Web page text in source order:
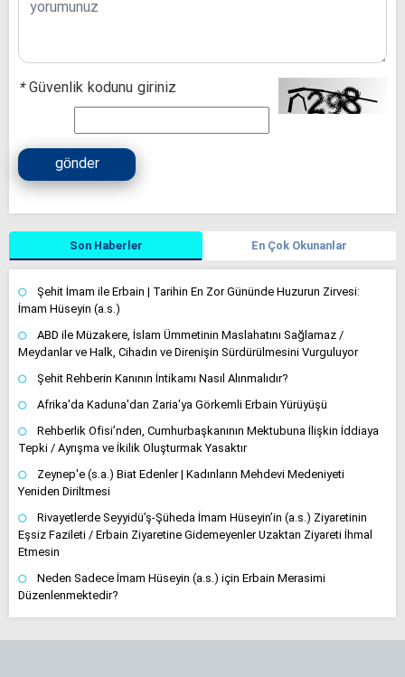
*Güvenlik kodunu giriniz
gönder
Son Haberler En Çok Okunanlar
Şehit İmam ile Erbain | Tarihin En Zor Gününde Huzurun Zirvesi:
İmam Hüseyin (a.s.)
ABD ile Müzakere, İslam Ümmetinin Maslahatını Sağlamaz /
Meydanlar ve Halk, Cihadın ve Direnişin Sürdürülmesini Vurguluyor
Şehit Rehberin Kanının İntikamı Nasıl Alınmalıdır?
Afrika'da Kaduna'dan Zaria'ya Görkemli Erbain Yürüyüşü
Rehberlik Ofisi’nden, Cumhurbaşkanının Mektubuna İlişkin İddiaya
Tepki / Ayrışma ve İkilik Oluşturmak Yasaktır
Zeynep'e (s.a.) Biat Edenler | Kadınların Mehdevi Medeniyeti
Yeniden Diriltmesi
Rivayetlerde Seyyidü’ş-Şüheda İmam Hüseyin’in (a.s.) Ziyaretinin
Eşsiz Fazileti / Erbain Ziyaretine Gidemeyenler Uzaktan Ziyareti İhmal
Etmesin
Neden Sadece İmam Hüseyin (a.s.) için Erbain Merasimi
Düzenlenmektedir?